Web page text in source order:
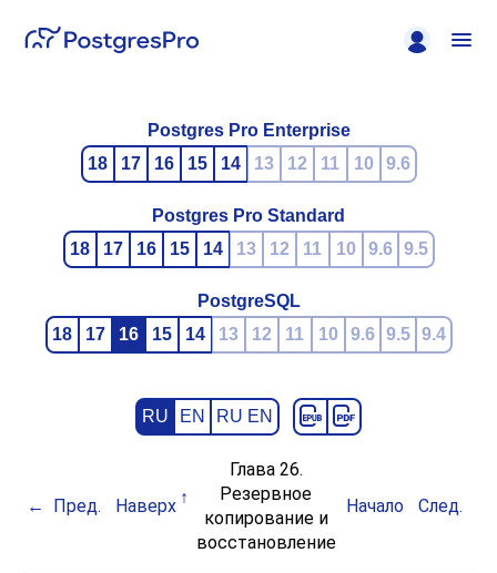
Postgres Pro Enterprise
18
17 16 15 14 13 12 11 10 9.6
Postgres Pro Standard
18
17 16 15 14 13 12 11 10 9.6 9.5
PostgreSQL
18
17 16 15 14 13 12 11 10 9.6 9.5 9.4
RU EN RU EN
Пред. Наверх
Глава 26.
Резервное
копирование и
восстановление
Начало След.